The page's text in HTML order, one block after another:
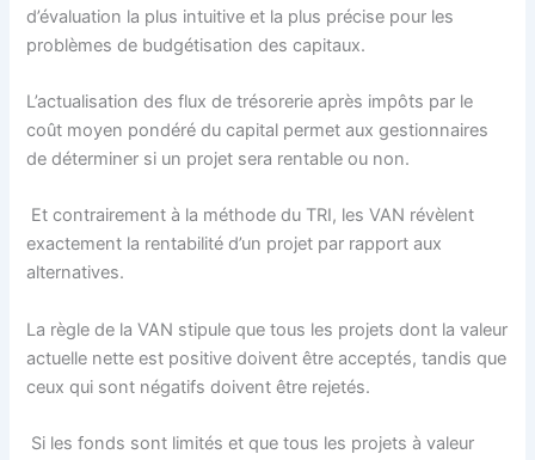
d’évaluation la plus intuitive et la plus précise pour les
problèmes de budgétisation des capitaux.
L’actualisation des flux de trésorerie après impôts par le
coût moyen pondéré du capital permet aux gestionnaires
de déterminer si un projet sera rentable ou non.
Et contrairement à la méthode du TRI, les VAN révèlent
exactement la rentabilité d’un projet par rapport aux
alternatives.
La règle de la VAN stipule que tous les projets dont la valeur
actuelle nette est positive doivent être acceptés, tandis que
ceux qui sont négatifs doivent être rejetés.
Si les fonds sont limités et que tous les projets à valeur